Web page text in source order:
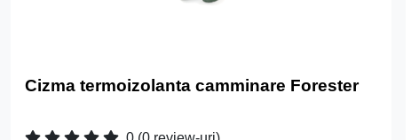
Cizma termoizolanta camminare Forester